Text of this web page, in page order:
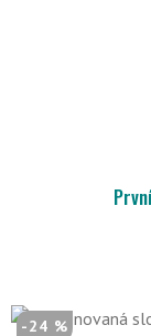
-24 %